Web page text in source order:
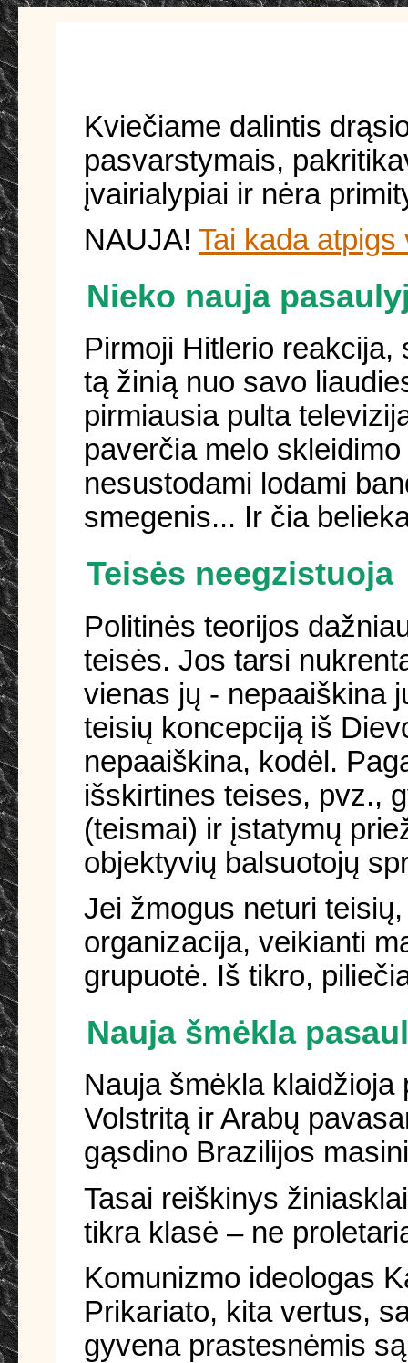
Kviečiame dalintis
pasvarstymais,
įvairialypiai ir nėra
NAUJA! Tai kada atpigs
Nieko nauja
Pirmoji Hitlerio
tą žinią nuo savo
pirmiausia pulta
paverčia melo
nesustodami lodami
smegenis... Ir čia
Teisės neegzistuoja
Politinės teorijos
teisės. Jos tarsi
vienas jų - nepaaiškina
teisių koncepciją iš
nepaaiškina, kodėl.
išskirtines teises, pvz.,
(teismai) ir įstatymų
objektyvių balsuotojų
Jei žmogus neturi
organizacija, veikianti
grupuotė. Iš tikro,
Nauja šmėkla
Nauja šmėkla
Volstritą ir Arabų
gąsdino Brazilijos
Tasai reiškinys
tikra klasė – ne
Komunizmo ideologas
Prikariato, kita vertus,
gyvena prastesnėmis